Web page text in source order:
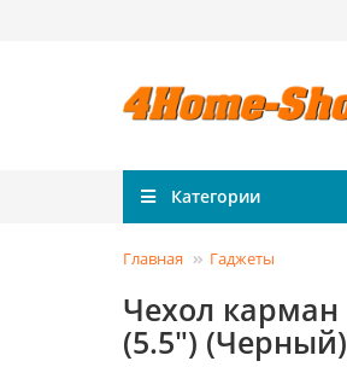
Категории
Главная Гаджеты
Чехол
(5.5") (Черный)